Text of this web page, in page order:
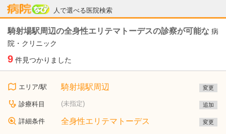
人で選べる医院検索
病院なび
騎射場駅周辺の全身性エリテマトーデスの診察が可能な 病
院・クリニック
9 件見つかりました
エリア/駅 騎射場駅周辺 変更
診療科目 (未指定) 追加
詳細条件 全身性エリテマトーデス 変更